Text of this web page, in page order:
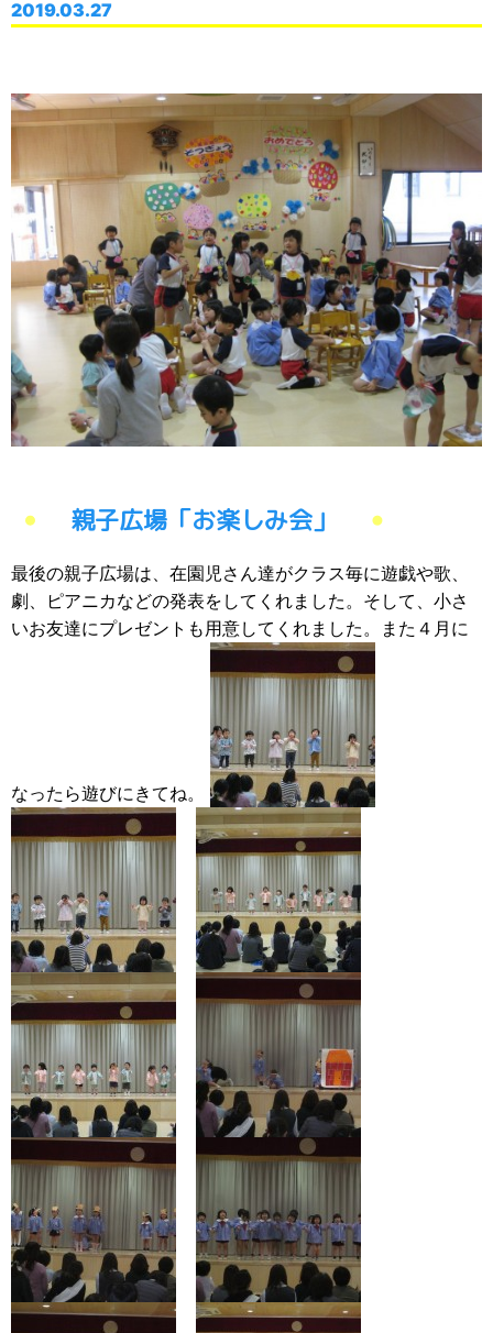
2019.03.27
親子広場「お楽しみ会」
最後の親子広場は、在園児さん達がクラス毎に遊戯や歌、
劇、ピアニカなどの発表をしてくれました。そして、小さ
いお友達にプレゼントも用意してくれました。また４月に
なったら遊びにきてね。